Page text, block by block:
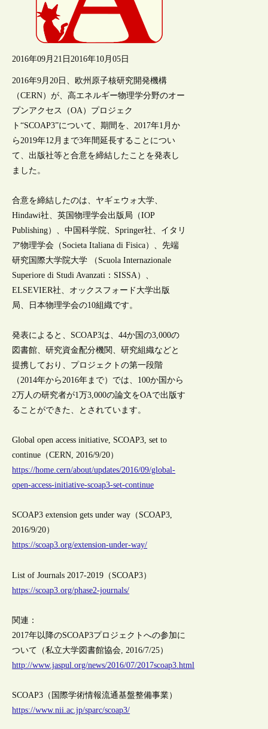
2016年09月21日 2016年10月05日
2016年9月20日、欧州原子核研究開発機構
（CERN）が、高エネルギー物理学分野のオー
プンアクセス（OA）プロジェク
ト“SCOAP3”について、期間を、2017年1月か
ら2019年12月まで3年間延長することについ
て、出版社等と合意を締結したことを発表し
ました。
合意を締結したのは、ヤギェウォ大学、
Hindawi社、英国物理学会出版局（IOP
Publishing）、中国科学院、Springer社、イタリ
ア物理学会（Societa Italiana di Fisica）、先端
研究国際大学院大学 （Scuola Internazionale
Superiore di Studi Avanzati：SISSA）、
ELSEVIER社、オックスフォード大学出版
局、日本物理学会の10組織です。
発表によると、SCOAP3は、44か国の3,000の
図書館、研究資金配分機関、研究組織などと
提携しており、プロジェクトの第一段階
（2014年から2016年まで）では、100か国から
2万人の研究者が1万3,000の論文をOAで出版す
ることができた、とされています。
Global open access initiative, SCOAP3, set to
continue（CERN, 2016/9/20）
https://home.cern/about/updates/2016/09/global-
open-access-initiative-scoap3-set-continue
SCOAP3 extension gets under way（SCOAP3,
2016/9/20）
https://scoap3.org/extension-under-way/
List of Journals 2017-2019（SCOAP3）
https://scoap3.org/phase2-journals/
関連：
2017年以降のSCOAP3プロジェクトへの参加に
ついて（私立大学図書館協会, 2016/7/25）
http://www.jaspul.org/news/2016/07/2017scoap3.html
SCOAP3（国際学術情報流通基盤整備事業）
https://www.nii.ac.jp/sparc/scoap3/